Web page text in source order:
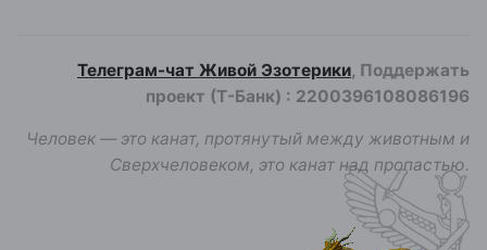
Телеграм-чат Живой Эзотерики, Поддержать
проект (Т-Банк) : 2200396108086196
Человек — это канат, протянутый между животным и
Сверхчеловеком, это канат над пропастью.